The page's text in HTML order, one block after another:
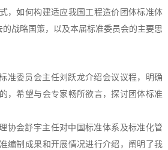
，如何构建适应我国工程造价团体标准体
的战略国策，以及本届标准委员会的主要思
准委员会主任刘跃龙介绍会议议程，明确
，希望与会专家畅所欲言，探讨团体标准
协会舒宇主任对中国标准体系及标准化管
编制成果和开展情况进行介绍，阐明了我